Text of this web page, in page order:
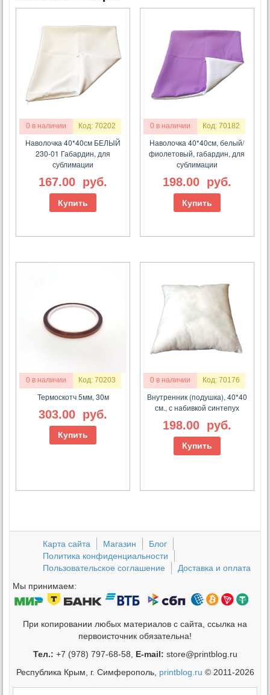
0 в наличии Код: 70202
Наволочка 40*40см БЕЛЫЙ
230-01 Габардин, для
сублимации
167.00 руб.
Купить
0 в наличии Код: 70182
Наволочка 40*40см, белый/
фиолетовый, габардин, для
сублимации
198.00 руб.
Купить
0 в наличии Код: 70203
Термоскотч 5мм, 30м
303.00 руб.
Купить
0 в наличии Код: 70176
Внутренник (подушка), 40*40
см., с набивкой синтепух
198.00 руб.
Купить
Карта сайта Магазин
Блог
Политика конфиденциальности
Пользовательское соглашение
Доставка и оплата
Мы принимаем:
При копировании любых материалов с сайта, ссылка на
первоисточник обязательна!
Тел.: +7 (978) 797-68-58, E-mail: store@printblog.ru
Республика Крым, г. Симферополь, printblog.ru © 2011-2026